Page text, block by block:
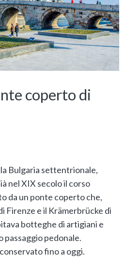
coperto di
Bulgaria settentrionale,
nel XIX secolo il corso
da un ponte coperto che,
Firenze e il Krämerbrücke di
botteghe di artigiani e
pedonale.
fino a oggi.